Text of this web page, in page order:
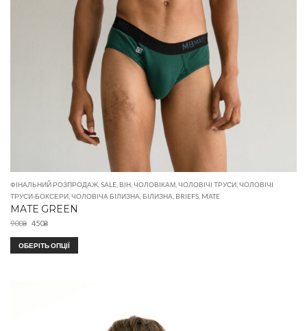
ФІНАЛЬНИЙ РОЗПРОДАЖ SALE ВІН ЧОЛОВІКАМ ЧОЛОВІЧІ ТРУСИ ЧОЛОВІЧІ
ТРУСИ-БОКСЕРИ ЧОЛОВІЧА БІЛИЗНА БІЛИЗНА BRIEFS MATE
MATE GREEN
900₴ 450₴
ОБЕРІТЬ ОПЦІЇ